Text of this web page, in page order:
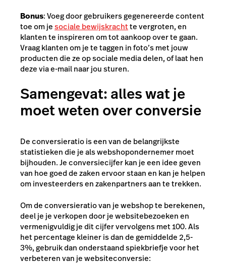
Bonus: Voeg door gebruikers gegenereerde content
toe om jesociale bewijskrachtte vergroten, en
klanten te inspireren om tot aankoop over te gaan.
Vraag klanten om je te taggen in foto’s met jouw
producten die ze op sociale media delen, of laat hen
deze via e-mail naar jou sturen.
Samengevat: alles wat je
moet weten over conversie
De conversieratio is een van de belangrijkste
statistieken die je als webshopondernemer moet
bijhouden. Je conversiecijfer kan je een idee geven
van hoe goed de zaken ervoor staan en kan je helpen
om investeerders en zakenpartners aan te trekken.
Om de conversieratio van je webshop te berekenen,
deel je je verkopen door je websitebezoeken en
vermenigvuldig je dit cijfer vervolgens met 100. Als
het percentage kleiner is dan de gemiddelde 2,5-
3%, gebruik dan onderstaand spiekbriefje voor het
verbeteren van je websiteconversie: